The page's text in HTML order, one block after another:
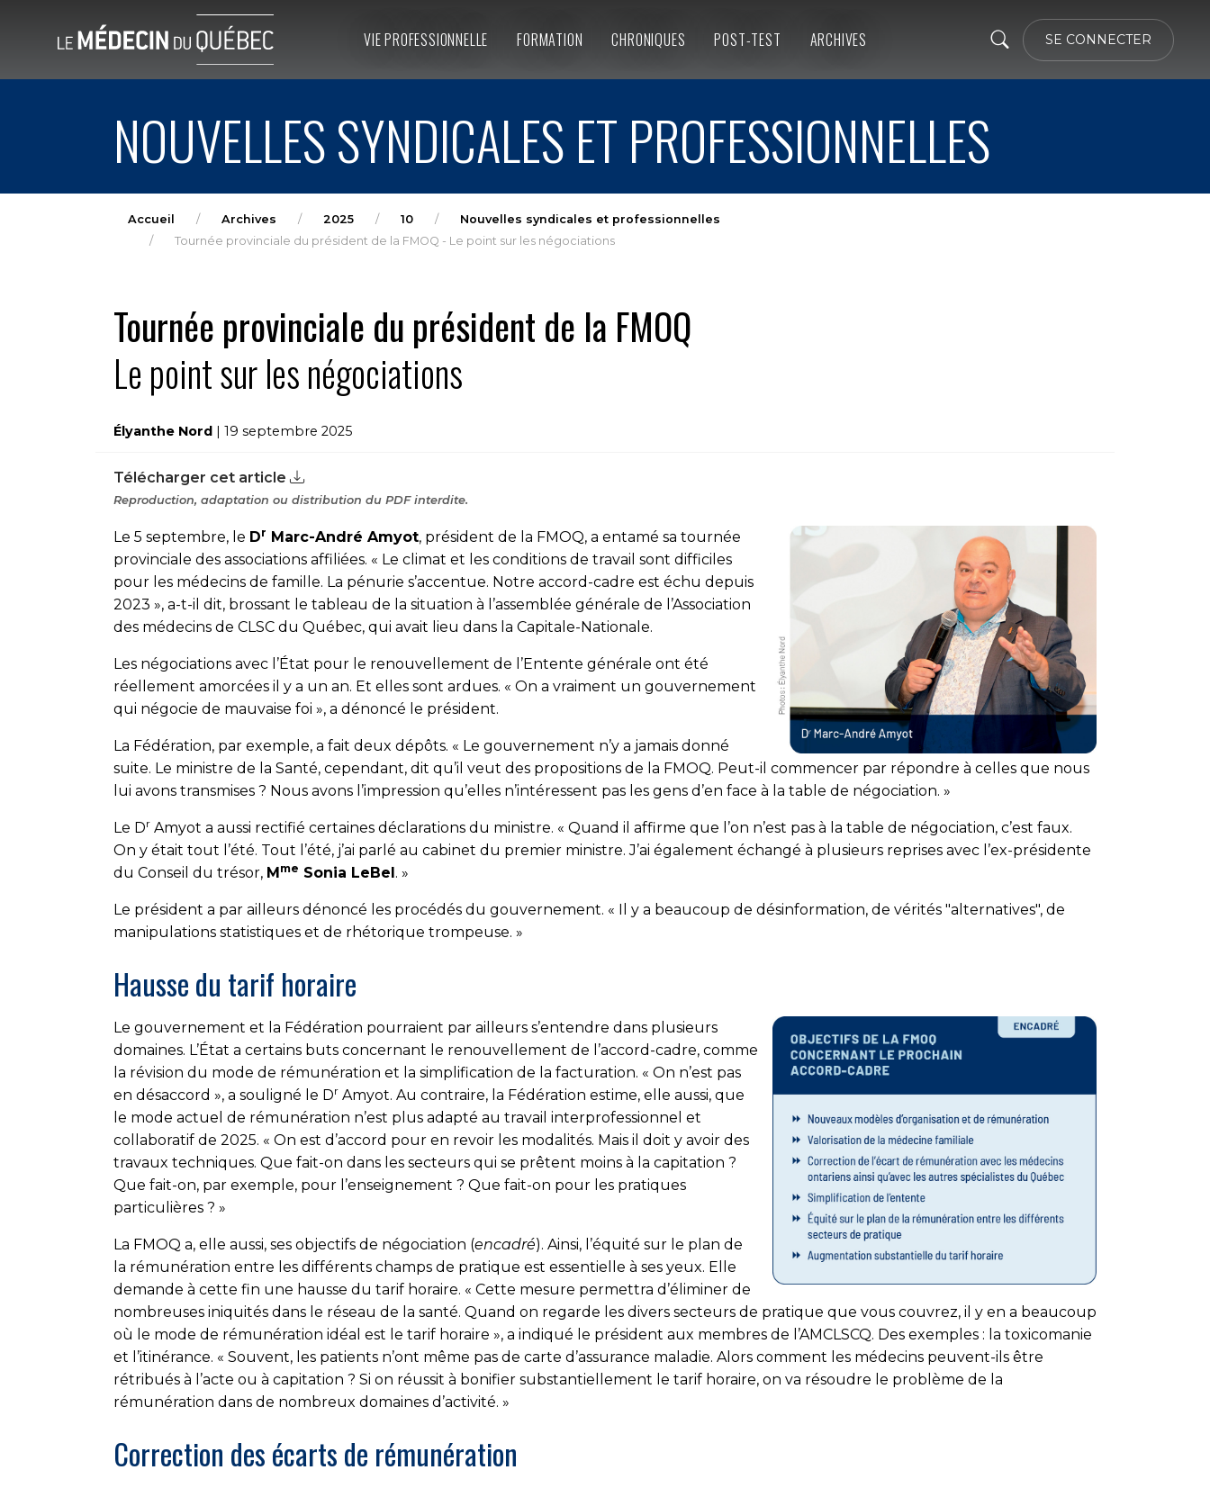
SE CONNECTER
VIE PROFESSIONNELLE FORMATION CHRONIQUES POST-TEST ARCHIVES
NOUVELLES SYNDICALES ET PROFESSIONNELLES
Accueil Archives 2025 10
Nouvelles syndicales et professionnelles
Tournée provinciale du président de la FMOQ - Le point sur les négociations
Tournée provinciale du président de la FMOQ
Le point sur les négociations
Élyanthe Nord | 19 septembre 2025
Télécharger cet article
Reproduction, adaptation ou distribution du PDF interdite.
Le 5 septembre, le Dr Marc-André Amyot, président de la FMOQ, a entamé sa tournée
provinciale des associations affiliées. « Le climat et les conditions de travail sont difficiles
pour les médecins de famille. La pénurie s’accentue. Notre accord-cadre est échu depuis
2023 », a-t-il dit, brossant le tableau de la situation à l’assemblée générale de l’Association
des médecins de CLSC du Québec, qui avait lieu dans la Capitale-Nationale.
Les négociations avec l’État pour le renouvellement de l’Entente générale ont été
réellement amorcées il y a un an. Et elles sont ardues. « On a vraiment un gouvernement
qui négocie de mauvaise foi », a dénoncé le président.
La Fédération, par exemple, a fait deux dépôts. « Le gou­ver­nement n’y a jamais donné
suite. Le ministre de la Santé, cependant, dit qu’il veut des propositions de la FMOQ. Peut-il commencer par répondre à celles que nous
lui avons transmises ? Nous avons l’impression qu’elles n’intéressent pas les gens d’en face à la table de négociation. »
Le Dr Amyot a aussi rectifié certaines déclarations du ministre. « Quand il affirme que l’on n’est pas à la table de négociation, c’est faux.
On y était tout l’été. Tout l’été, j’ai parlé au cabinet du premier ministre. J’ai également échangé à plusieurs reprises avec l’ex-présidente
du Conseil du trésor, Mme Sonia LeBel. »
Le président a par ailleurs dénoncé les procédés du gou­ver­ne­ment. « Il y a beaucoup de désinformation, de vérités "al­ter­na­tives", de
manipulations statistiques et de rhéto­ri­que trompeuse. »
Hausse du tarif horaire
Le gouvernement et la Fédération pourraient par ailleurs s’entendre dans plusieurs
domaines. L’État a certains buts concernant le renouvellement de l’accord-cadre, comme
la révision du mode de rémunération et la simplification de la facturation. « On n’est pas
en désaccord », a souligné le Dr Amyot. Au contraire, la Fédération estime, elle aussi, que
le mode actuel de rémunération n’est plus adapté au travail interprofessionnel et
collaboratif de 2025. « On est d’accord pour en revoir les modalités. Mais il doit y avoir des
travaux techniques. Que fait-on dans les secteurs qui se prêtent moins à la capitation ?
Que fait-on, par exemple, pour l’enseignement ? Que fait-on pour les pratiques
particulières ? »
La FMOQ a, elle aussi, ses objectifs de négociation (encadré). Ainsi, l’équité sur le plan de
la rémunération entre les diffé­rents champs de pratique est essentielle à ses yeux. Elle
demande à cette fin une hausse du tarif horaire. « Cette mesure permettra d’éliminer de
nombreuses iniquités dans le réseau de la santé. Quand on regarde les divers secteurs de pratique que vous couvrez, il y en a beaucoup
où le mode de rémunération idéal est le tarif horaire », a indiqué le président aux membres de l’AMCLSCQ. Des exemples : la toxicomanie
et l’itinérance. « Souvent, les patients n’ont même pas de carte d’assurance maladie. Alors comment les médecins peuvent-ils être
rétribués à l’acte ou à capitation ? Si on réussit à bonifier substantiellement le tarif horaire, on va résoudre le problème de la
rémunération dans de nombreux domaines d’activité. »
Correction des écarts de rémunération